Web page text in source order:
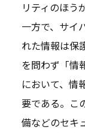
リティのほう
一方で、サイ
れた情報は保
を問わず「情
において、情
要である。こ
備などのセキ